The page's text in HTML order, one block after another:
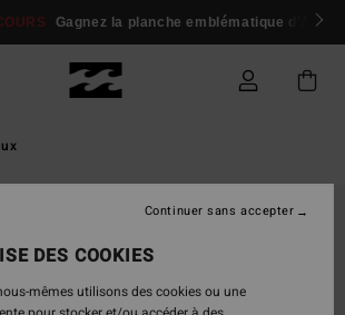
/ s'inscrireGagnez la planche emblématique d'Andy
DES COOKIES
mêmes utilisons des cookies ou une
Continuer sans accepter